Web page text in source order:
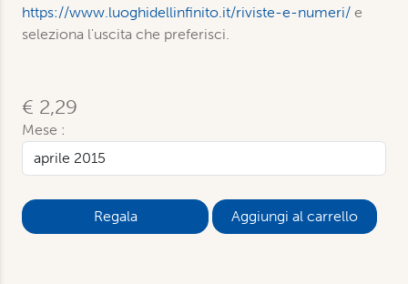
https://www.luoghidellinfinito.it/riviste-e-numeri/ e
seleziona l'uscita che preferisci.
€ 2,29
Mese :
Aggiungi al carrello